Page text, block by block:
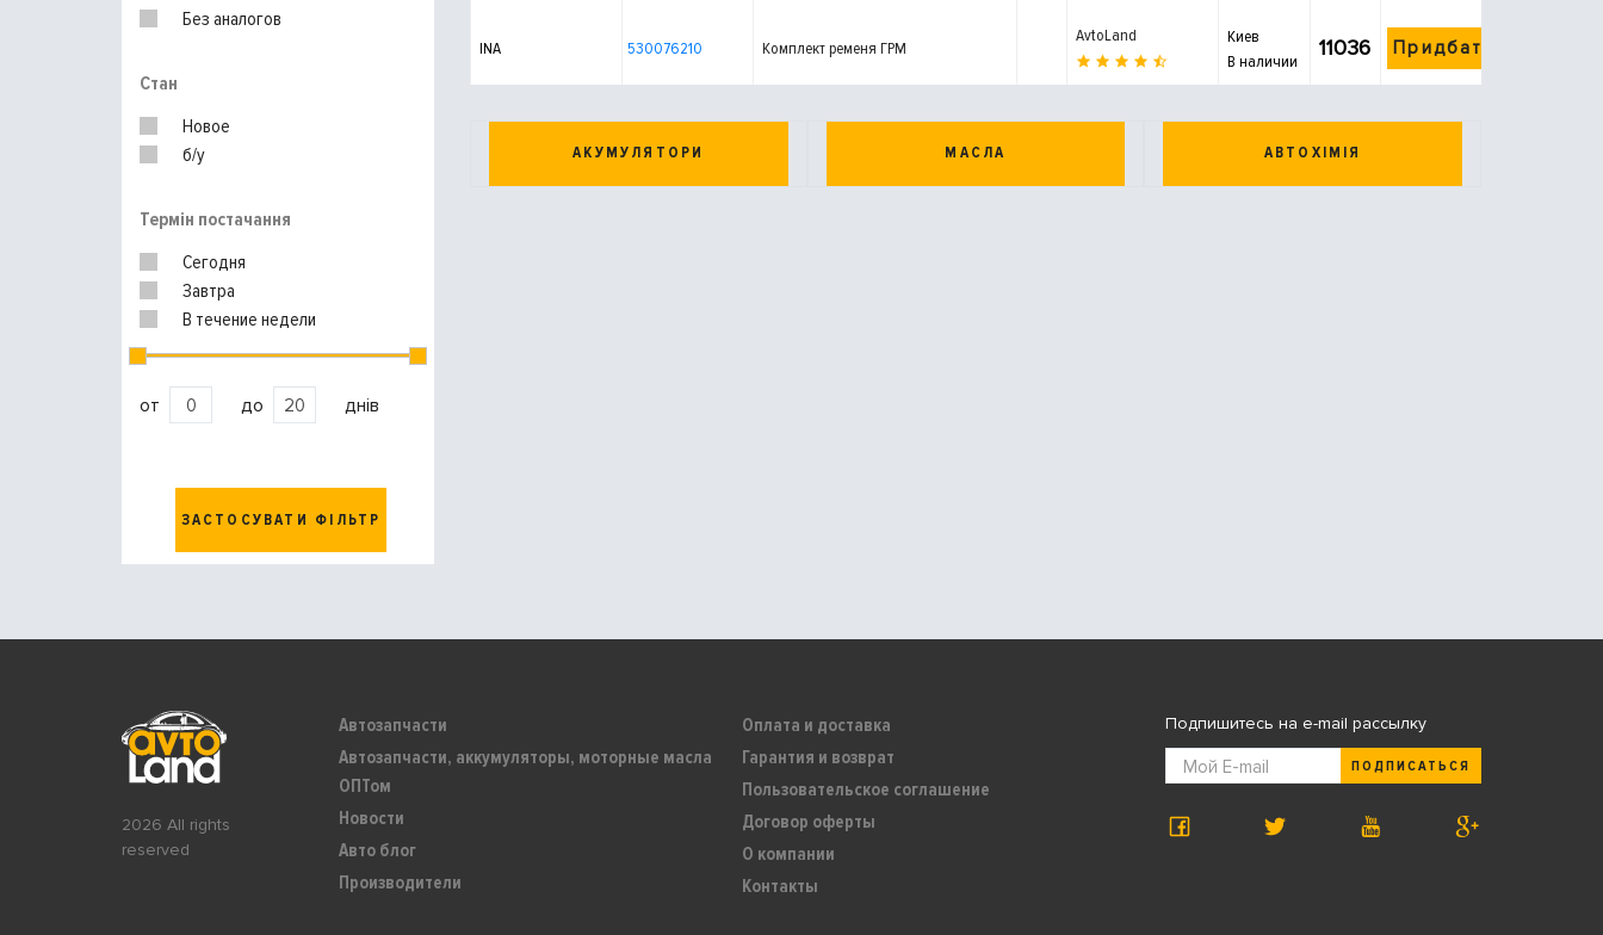
Без аналогов
Стан
Новое
б/у
Термін постачання
Сегодня
Завтра
В течение недели
от до днів
ЗАСТОСУВАТИ ФІЛЬТР
INA 530076210 Комплект ременя ГРМ
AvtoLand
Киев
В наличии
11036 Придбати
АКУМУЛЯТОРИ МАСЛА АВТОХІМІЯ
2026 All rights
reserved
Автозапчасти
Автозапчасти, аккумуляторы, моторные масла
ОПТом
Новости
Авто блог
Производители
Оплата и доставка
Гарантия и возврат
Пользовательское соглашение
Договор оферты
О компании
Контакты
Подпишитесь на e-mail рассылку
ПОДПИСАТЬСЯ